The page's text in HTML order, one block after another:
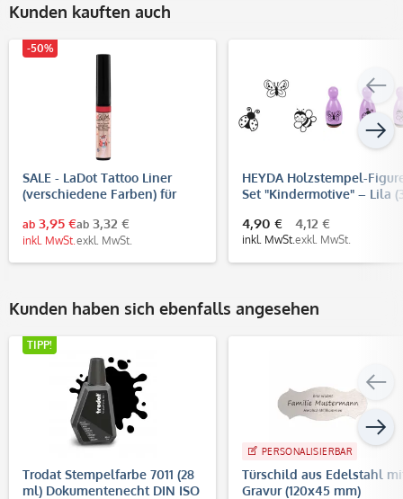
Kunden kauften auch
-50%
SALE - LaDot Tattoo Liner
(verschiedene Farben) für
ab 3,95 €
inkl. MwSt.
ab 3,32 €
exkl. MwSt.
HEYDA Holzstempel-
Set "Kindermotive" – Lila
4,90 €
inkl. MwSt.
4,12 €
exkl. MwSt.
Kunden haben sich ebenfalls angesehen
TIPP!
Trodat Stempelfarbe 7011 (28
ml) Dokumentenecht DIN ISO
PERSONALISIERBAR
Türschild aus Edelstahl
Gravur (120x45 mm)